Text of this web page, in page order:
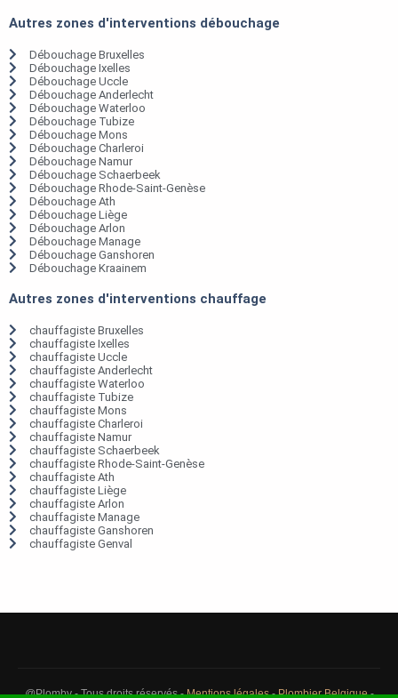
Autres zones d'interventions débouchage
Débouchage Bruxelles
Débouchage Ixelles
Débouchage Uccle
Débouchage Anderlecht
Débouchage Waterloo
Débouchage Tubize
Débouchage Mons
Débouchage Charleroi
Débouchage Namur
Débouchage Schaerbeek
Débouchage Rhode-Saint-Genèse
Débouchage Ath
Débouchage Liège
Débouchage Arlon
Débouchage Manage
Débouchage Ganshoren
Débouchage Kraainem
Autres zones d'interventions chauffage
chauffagiste Bruxelles
chauffagiste Ixelles
chauffagiste Uccle
chauffagiste Anderlecht
chauffagiste Waterloo
chauffagiste Tubize
chauffagiste Mons
chauffagiste Charleroi
chauffagiste Namur
chauffagiste Schaerbeek
chauffagiste Rhode-Saint-Genèse
chauffagiste Ath
chauffagiste Liège
chauffagiste Arlon
chauffagiste Manage
chauffagiste Ganshoren
chauffagiste Genval
@Plomby - Tous droits réservés -Mentions légales-Plombier Belgique-